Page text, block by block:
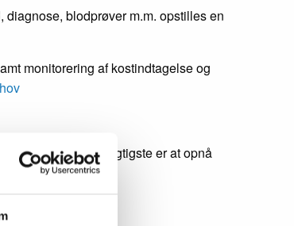
blodprøver m.m. opstilles en
monitorering af kostindtagelse og
fedtstof. Det vigtigste er at opnå